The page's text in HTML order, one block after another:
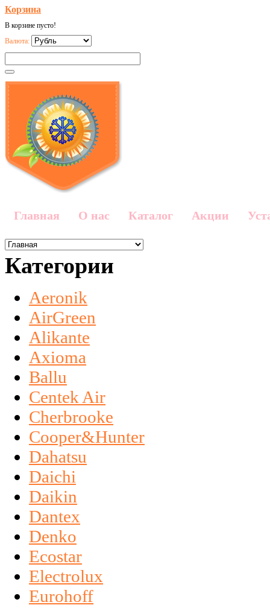
Корзина
В корзине пусто!
Валюта:
Главная О нас Каталог Акции
Категории
Aeronik
AirGreen
Alikante
Axioma
Ballu
Centek Air
Cherbrooke
Cooper&Hunter
Dahatsu
Daichi
Daikin
Dantex
Denko
Ecostar
Electrolux
Eurohoff